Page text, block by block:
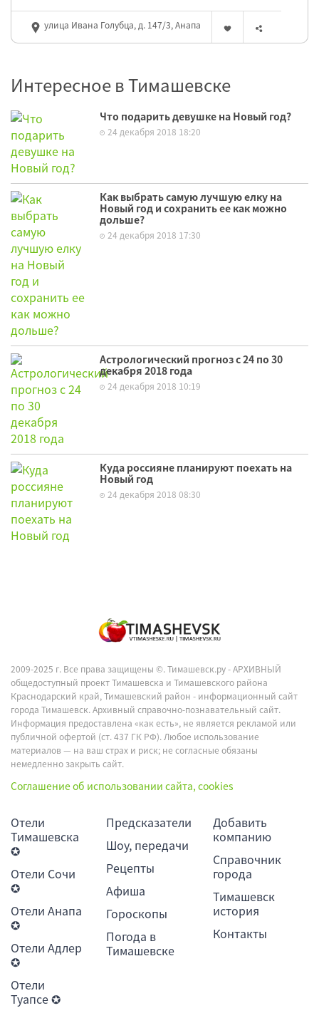
улица Ивана Голубца, д. 147/3, Анапа
Интересное в Тимашевске
Что подарить девушке на Новый год?
24 декабря 2018 18:20
Как выбрать самую лучшую елку на
Новый год и сохранить ее как можно
дольше?
24 декабря 2018 17:30
Астрологический прогноз с 24 по 30
декабря 2018 года
24 декабря 2018 10:19
Куда россияне планируют поехать на
Новый год
24 декабря 2018 08:30
2009-2025 г. Все права защищены ©.Тимашевск.ру - АРХИВНЫЙ
общедоступный проект Тимашевска и Тимашевского района
Краснодарский край, Тимашевский район - информационный сайт
города Тимашевск. Архивный справочно-познавательный сайт.
Информация предоставлена «как есть», не является рекламой или
публичной офертой (ст. 437 ГК РФ). Любое использование
материалов — на ваш страх и риск; не согласные обязаны
немедленно закрыть сайт.
Соглашение об использовании сайта, cookies
Отели
Тимашевска
✪
Отели Сочи
✪
Отели Анапа
✪
Отели Адлер
✪
Отели
Туапсе ✪
Предсказатели
Шоу, передачи
Рецепты
Афиша
Гороскопы
Погода в
Тимашевске
Добавить
компанию
Справочник
города
Тимашевск
история
Контакты